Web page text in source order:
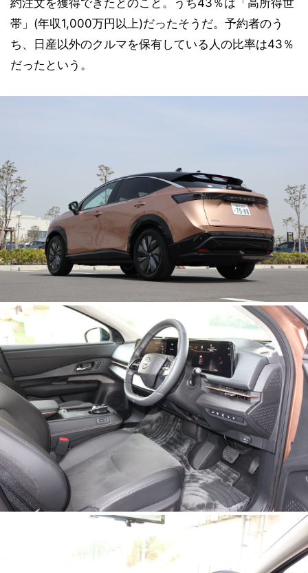
約注文を獲得できたとのこと。うち43％は「高所得世
帯」(年収1,000万円以上)だったそうだ。予約者のう
ち、日産以外のクルマを保有している人の比率は43％
だったという。